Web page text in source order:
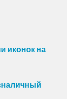
иконок на